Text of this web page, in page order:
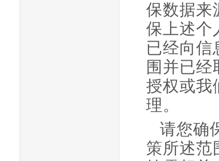
保数据来
保上述个
已经向信
围并已
授权或我
理。
请您确
策所述范